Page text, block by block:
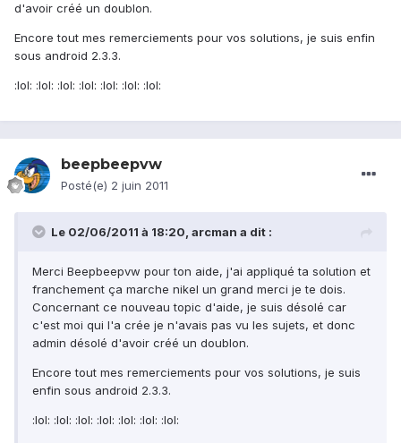
d'avoir créé un doublon.
Encore tout mes remerciements pour vos solutions, je suis enfin
sous android 2.3.3.
:lol: :lol: :lol: :lol: :lol: :lol: :lol:
beepbeepvw
Posté(e) 2 juin 2011
Le 02/06/2011 à 18:20, arcman a dit :
Merci Beepbeepvw pour ton aide, j'ai appliqué ta solution et
franchement ça marche nikel un grand merci je te dois.
Concernant ce nouveau topic d'aide, je suis désolé car
c'est moi qui l'a crée je n'avais pas vu les sujets, et donc
admin désolé d'avoir créé un doublon.
Encore tout mes remerciements pour vos solutions, je suis
enfin sous android 2.3.3.
:lol: :lol: :lol: :lol: :lol: :lol: :lol: